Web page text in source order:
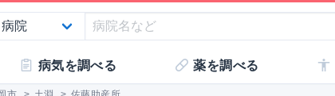
病気を調べる 薬を調べる